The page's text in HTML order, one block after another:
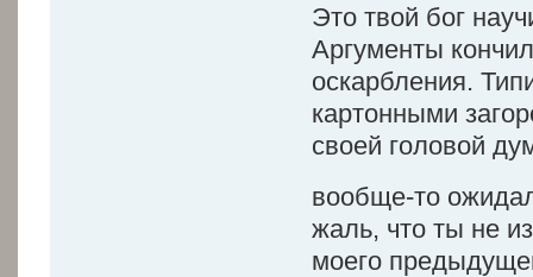
Это твой бог
Аргументы
оскарбления.
картонными
своей головой
вообще-то
жаль, что ты не
моего